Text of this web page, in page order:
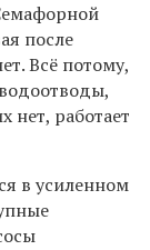
после
Всё потому,
нет, работает
в усиленном